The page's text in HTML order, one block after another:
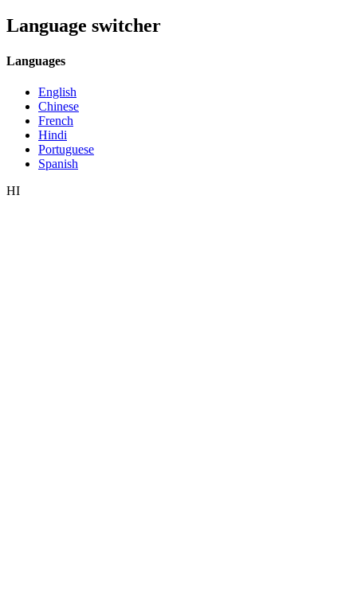
Language switcher
Languages
English
Chinese
French
Hindi
Portuguese
Spanish
HI